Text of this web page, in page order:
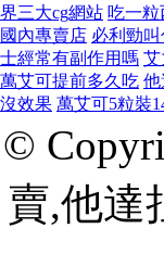
界三大cg網站 吃一
國內專賣店 必利勁叫
士經常有副作用嗎 艾
萬艾可提前多久吃 他
沒效果 萬艾可5粒裝
©
賣,他達